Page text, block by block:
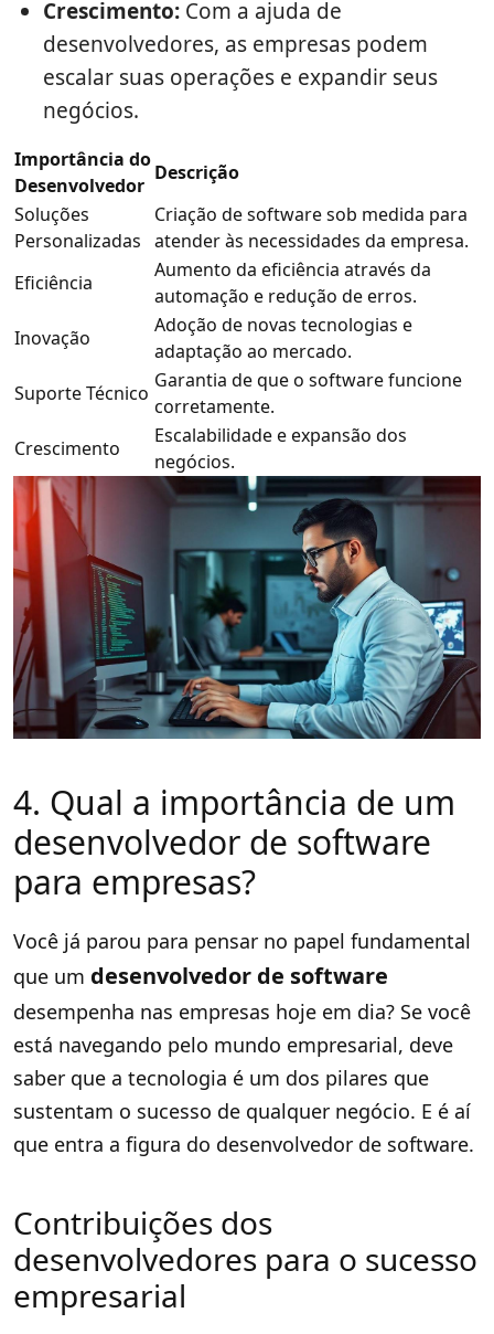
Crescimento: Com a ajuda de
desenvolvedores, as empresas podem
escalar suas operações e expandir seus
negócios.
Importância do
Desenvolvedor
Descrição
Soluções
Personalizadas
Criação de software sob medida para
atender às necessidades da empresa.
Eficiência
Aumento da eficiência através da
automação e redução de erros.
Inovação
Adoção de novas tecnologias e
adaptação ao mercado.
Suporte Técnico
Garantia de que o software funcione
corretamente.
Crescimento
Escalabilidade e expansão dos
negócios.
4. Qual a importância de um
desenvolvedor de software
para empresas?
Você já parou para pensar no papel fundamental
que um desenvolvedor de software
desempenha nas empresas hoje em dia? Se você
está navegando pelo mundo empresarial, deve
saber que a tecnologia é um dos pilares que
sustentam o sucesso de qualquer negócio. E é aí
que entra a figura do desenvolvedor de software.
Contribuições dos
desenvolvedores para o sucesso
empresarial